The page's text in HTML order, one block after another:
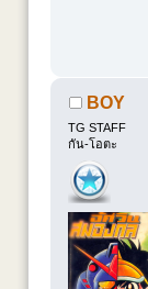
BOY
TG STAFF
กัน-โอตะ